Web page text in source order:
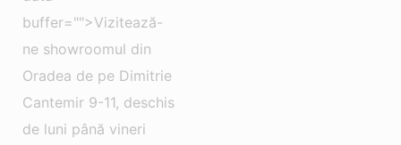
buffer="">Vizitează-
ne showroomul din
Oradea de pe Dimitrie
Cantemir 9-11, deschis
de luni până vineri